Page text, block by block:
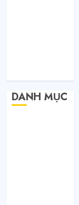
DANH MỤC